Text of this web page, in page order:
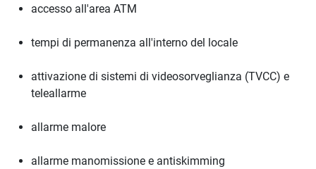
accesso all'area ATM
tempi di permanenza all'interno del locale
attivazione di sistemi di videosorveglianza (TVCC) e
teleallarme
allarme malore
allarme manomissione e antiskimming